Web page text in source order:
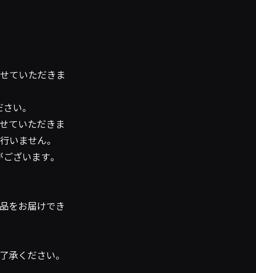
ていただきま
い。
ていただきま
いません。
ざいます。
をお届けでき
承ください。